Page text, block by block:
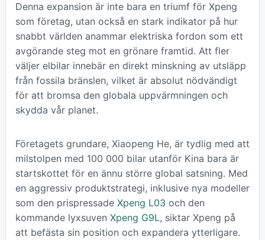
Denna expansion är inte bara en triumf för Xpeng
som företag, utan också en stark indikator på hur
snabbt världen anammar elektriska fordon som ett
avgörande steg mot en grönare framtid. Att fler
väljer elbilar innebär en direkt minskning av utsläpp
från fossila bränslen, vilket är absolut nödvändigt
för att bromsa den globala uppvärmningen och
skydda vår planet.
Företagets grundare, Xiaopeng He, är tydlig med att
milstolpen med 100 000 bilar utanför Kina bara är
startskottet för en ännu större global satsning. Med
en aggressiv produktstrategi, inklusive nya modeller
som den prispressade Xpeng L03 och den
kommande lyxsuven Xpeng G9L, siktar Xpeng på
att befästa sin position och expandera ytterligare.